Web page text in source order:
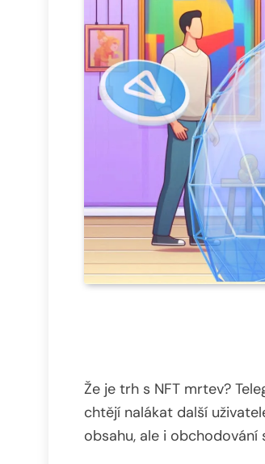
Že je trh s NFT mrtev?
chtějí nalákat další
obsahu, ale i obchodování